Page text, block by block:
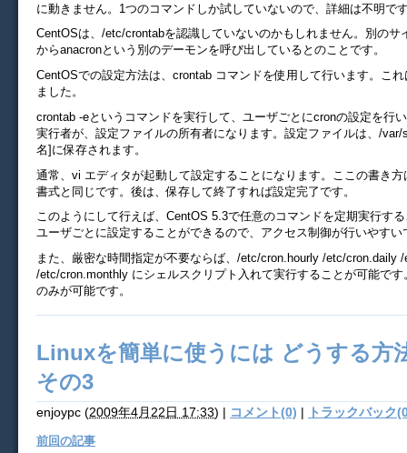
に動きません。1つのコマンドしか試していないので、詳細は不明で
CentOSは、/etc/crontabを認識していないのかもしれません。別のサ
からanacronという別のデーモンを呼び出しているとのことです。
CentOSでの設定方法は、crontab コマンドを使用して行います。こ
ました。
crontab -eというコマンドを実行して、ユーザごとにcronの設定を行
実行者が、設定ファイルの所有者になります。設定ファイルは、/
名]に保存されます。
通常、vi エディタが起動して設定することになります。ここの書き
書式と同じです。後は、保存して終了すれば設定完了です。
このようにして行えば、CentOS 5.3で任意のコマンドを定期実行す
ユーザごとに設定することができるので、アクセス制御が行いやすい
また、厳密な時間指定が不要ならば、/etc/cron.hourly /etc/cron.daily
/etc/cron.monthly にシェルスクリプト入れて実行することが可能で
のみが可能です。
Linuxを簡単に使うには どうする方
その3
enjoypc (2009年4月22日 17:33) | コメント(0) | トラックバック
前回の記事